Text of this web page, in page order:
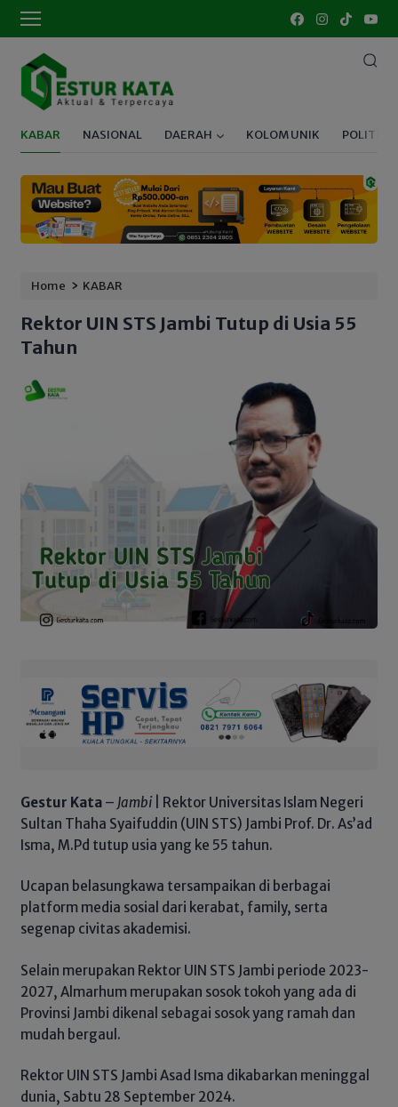
KABAR NASIONAL DAERAH KOLOM UNIK POLITIK
Home › KABAR
Rektor UIN STS Jambi Tutup di Usia 55
Tahun
Gestur Kata – Jambi | Rektor Universitas Islam Negeri
Sultan Thaha Syaifuddin (UIN STS) Jambi Prof. Dr. As’ad
Isma, M.Pd tutup usia yang ke 55 tahun.
Ucapan belasungkawa tersampaikan di berbagai
platform media sosial dari kerabat, family, serta
segenap civitas akademisi.
Selain merupakan Rektor UIN STS Jambi periode 2023-
2027, Almarhum merupakan sosok tokoh yang ada di
Provinsi Jambi dikenal sebagai sosok yang ramah dan
mudah bergaul.
Rektor UIN STS Jambi Asad Isma dikabarkan meninggal
dunia, Sabtu 28 September 2024.